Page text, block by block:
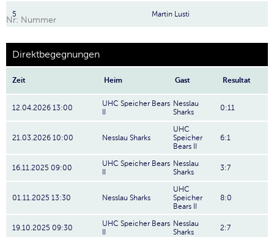
5 Martin Lusti
Nr: Nummer
Direktbegegnungen
Zeit Heim Gast Resultat
12.04.2026 13:00
UHC Speicher Bears Nesslau
Sharks
0:11
21.03.2026 10:00 Nesslau Sharks
UHC
Speicher
Bears II
6:1
16.11.2025 09:00
UHC Speicher Bears Nesslau
Sharks
3:7
01.11.2025 13:30 Nesslau Sharks
UHC
Speicher
Bears II
8:0
19.10.2025 09:30
UHC Speicher Bears Nesslau
Sharks
2:7